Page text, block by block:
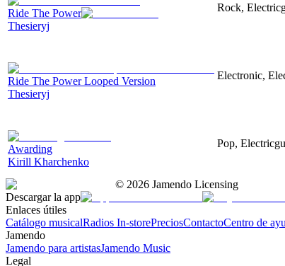
Ride The Power
Thesieryj
Rock,
Ride The Power Looped Version
Thesieryj
Electronic,
Awarding
Kirill Kharchenko
Pop,
© 2026 Jamendo Licensing
Descargar la app
Enlaces útiles
Catálogo musicalRadios In-storePreciosContactoCentro de
Jamendo
Jamendo para artistasJamendo Music
Legal